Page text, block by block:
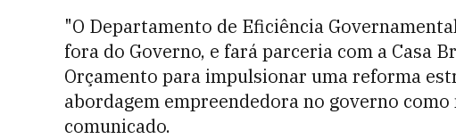
"O Departamento de Eficiência
fora do Governo, e fará parceria com a Casa
Orçamento para impulsionar uma reforma
abordagem empreendedora no governo
comunicado.